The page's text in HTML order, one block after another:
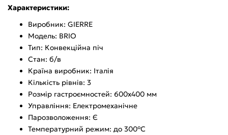
Характеристики:
Виробник: GIERRE
Модель: BRIO
Тип: Конвекційна піч
Стан: б/в
Країна виробник: Італія
Кількість рівнів: 3
Розмір гастроємностей: 600x400 мм
Управління: Електромеханічне
Парозволоження: Є
Температурний режим: до 300°C